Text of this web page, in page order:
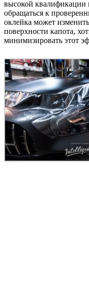
высокой квалификации
обращаться к
оклейка может
поверхности капота,
минимизировать этот